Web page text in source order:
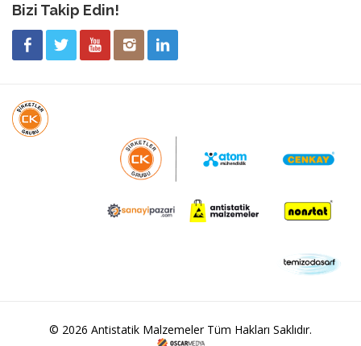
Bizi Takip Edin!
© 2026 Antistatik Malzemeler Tüm Hakları Saklıdır.